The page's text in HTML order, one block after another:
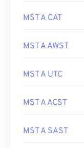
MST A CAT
MST A AWST
MST A UTC
MST A ACST
MST A SAST